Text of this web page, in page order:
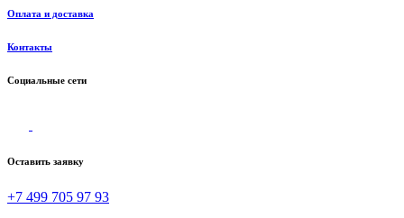
Оплата и доставка
Контакты
Социальные сети
Оставить заявку
+7 499 705 97 93